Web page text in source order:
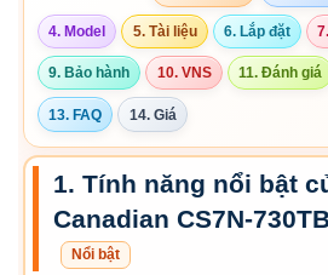
4. Model 5. Tài liệu 6. Lắp đặt
9. Bảo hành 10. VNS 11. Đánh giá
13. FAQ 14. Giá
1. Tính năng nổi bật
Canadian CS7N-
Nổi bật